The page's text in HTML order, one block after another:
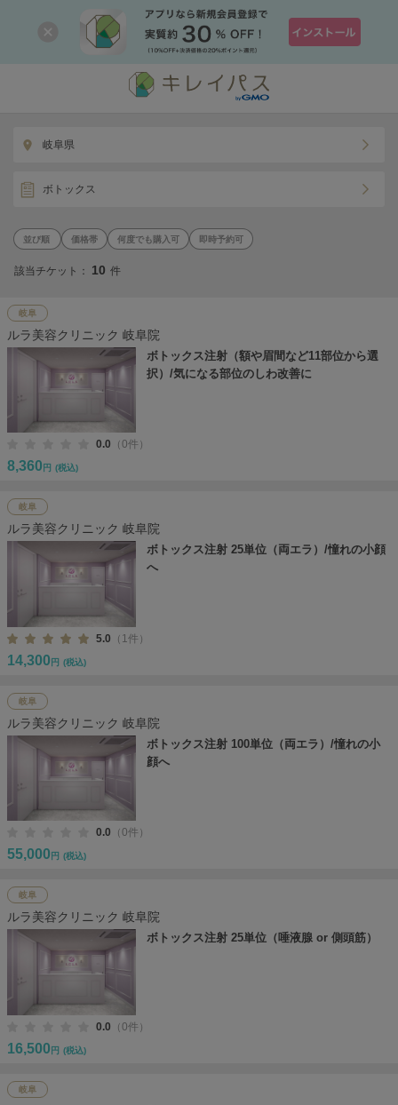
岐阜県
ボトックス
価格帯 何度でも購入可 即時予約可
該当チケット： 10 件
岐阜
ルラ美容クリニック 岐阜院
ボトックス注射（額や眉間など11部位から選
択）/気になる部位のしわ改善に
0.0 （0件）
8,360 円 (税込)
岐阜
ルラ美容クリニック 岐阜院
ボトックス注射 25単位（両エラ）/憧れの小顔
へ
5.0 （1件）
14,300 円 (税込)
岐阜
ルラ美容クリニック 岐阜院
ボトックス注射 100単位（両エラ）/憧れの小
顔へ
0.0 （0件）
55,000 円 (税込)
岐阜
ルラ美容クリニック 岐阜院
ボトックス注射 25単位（唾液腺 or 側頭筋）
0.0 （0件）
16,500 円 (税込)
岐阜